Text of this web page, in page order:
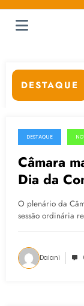
DESTAQUE
Digitais e
25.03.2015
DESTAQUE
Câmara
Dia da
O plenário da
sessão ordinária
Daiani